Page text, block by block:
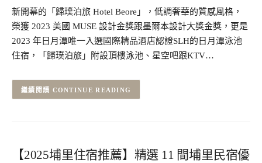
新開幕的「歸璞泊旅 Hotel Beore」，低調奢華的質感風格，
榮獲 2023 美國 MUSE 設計金獎跟墨爾本設計大獎金獎，更是
2023 年日月潭唯一入選國際精品酒店認證SLH的日月潭泳池
住宿，「歸璞泊旅」附設頂樓泳池、星空吧跟KTV…
CONTINUE READING
【2025埔里住宿推薦】精選 11 間埔里民宿優